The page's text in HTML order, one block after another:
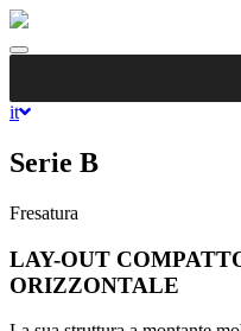
Toggle
it
Serie B
Fresatura
LAY-OUT
ORIZZONTALE